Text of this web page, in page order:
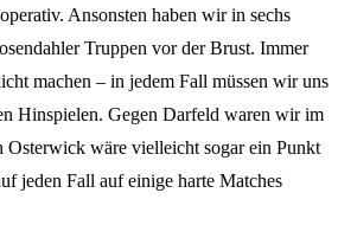
Ansonsten haben wir in sechs
Truppen vor der Brust. Immer
machen – in jedem Fall müssen wir uns
Hinspielen. Gegen Darfeld waren wir im
Osterwick wäre vielleicht sogar ein Punkt
jeden Fall auf einige harte Matches